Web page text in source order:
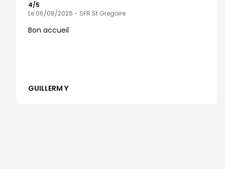
4/5
Le 06/08/2026 - SFR St Gregoire
Bon accueil
GUILLERM Y